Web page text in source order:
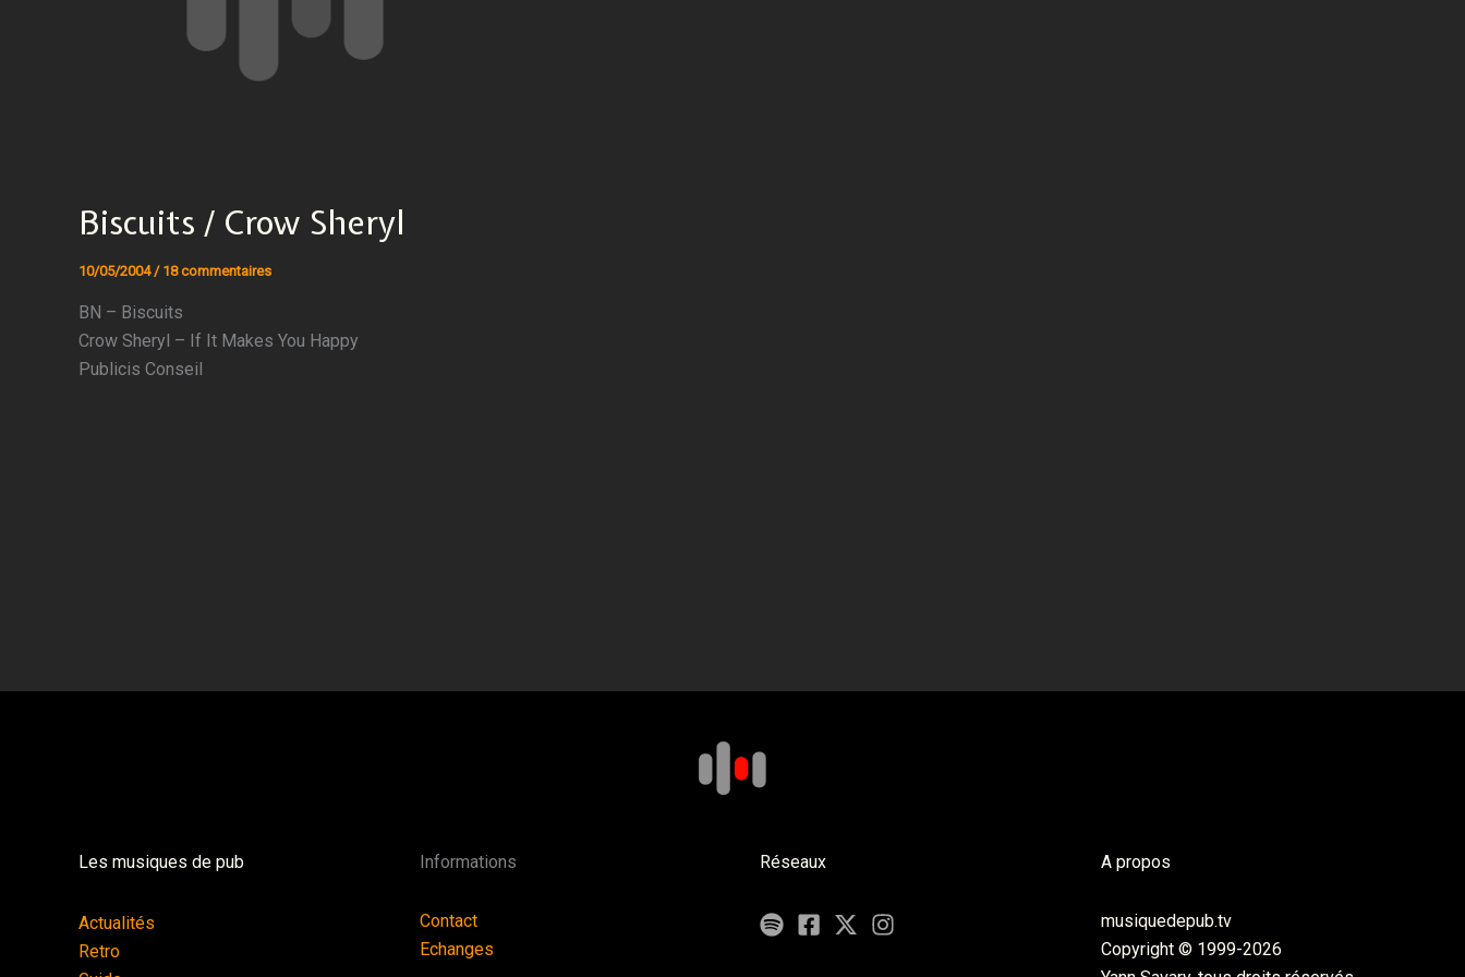
Biscuits / Crow Sheryl
10/05/2004/ 18 commentaires
BN – Biscuits
Crow Sheryl – If It Makes You Happy
Publicis Conseil
Les musiques de pub
Actualités
Retro
Informations
Contact
Echanges
Réseaux A propos
musiquedepub.tv
Copyright © 1999-2026